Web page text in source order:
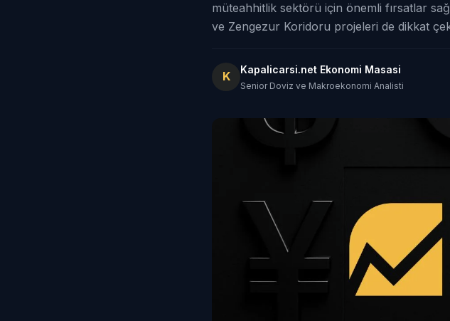
müteahhitlik sektörü için önemli fırsatlar
ve Zengezur Koridoru projeleri de dikkat
K Kapalicarsi.net Ekonomi Masasi
Senior Doviz ve Makroekonomi Analisti